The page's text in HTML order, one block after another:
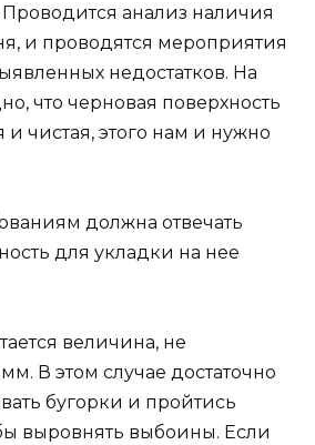
Проводится анализ наличия
и проводятся мероприятия
недостатков. На
что черновая поверхность
чистая, этого нам и нужно
должна отвечать
для укладки на нее
величина, не
В этом случае достаточно
бугорки и пройтись
выровнять выбоины. Если